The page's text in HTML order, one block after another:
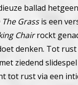
ballad
The Grassis een
Chairrockt
denken. Tot rust
ziedend slidespel
tot rust via een